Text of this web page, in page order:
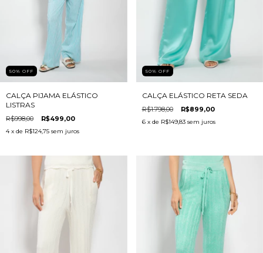
50% OFF
CALÇA PIJAMA ELÁSTICO
LISTRAS
R$998,00 R$499,00
4 x de R$124,75 sem juros
50% OFF
CALÇA ELÁSTICO RETA SEDA
R$1.798,00 R$899,00
6 x de R$149,83 sem juros